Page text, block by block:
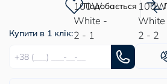
Подобається
Купити в 1 клік: